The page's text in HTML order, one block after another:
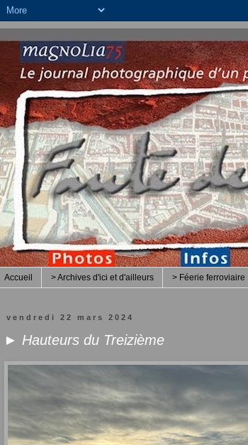
Accueil > Archives d'ici et d'ailleurs > Féerie ferroviaire
vendredi 22 mars 2024
► Hauteurs du Treizième